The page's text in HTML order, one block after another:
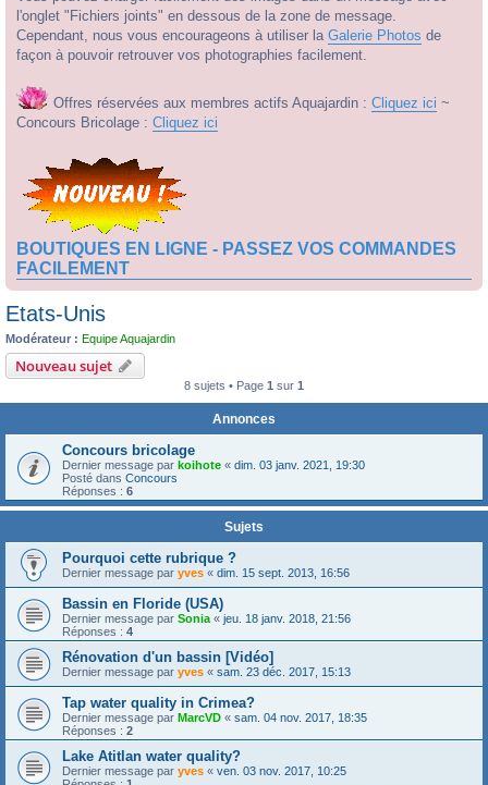
l'onglet "Fichiers joints" en dessous de la zone de message.
Cependant, nous vous encourageons à utiliser la Galerie Photos de
façon à pouvoir retrouver vos photographies facilement.
Offres réservées aux membres actifs Aquajardin : Cliquez ici ~
Concours Bricolage : Cliquez ici
BOUTIQUES EN LIGNE - PASSEZ VOS COMMANDES
FACILEMENT
Etats-Unis
Modérateur : Equipe Aquajardin
Nouveau sujet
8 sujets • Page 1 sur 1
Annonces
Concours bricolage
Dernier message par koihote « dim. 03 janv. 2021, 19:30
Posté dans Concours
Réponses : 6
Sujets
Pourquoi cette rubrique ?
Dernier message par yves « dim. 15 sept. 2013, 16:56
Bassin en Floride (USA)
Dernier message par Sonia « jeu. 18 janv. 2018, 21:56
Réponses : 4
Rénovation d'un bassin [Vidéo]
Dernier message par yves « sam. 23 déc. 2017, 15:13
Tap water quality in Crimea?
Dernier message par MarcVD « sam. 04 nov. 2017, 18:35
Réponses : 2
Lake Atitlan water quality?
Dernier message par yves « ven. 03 nov. 2017, 10:25